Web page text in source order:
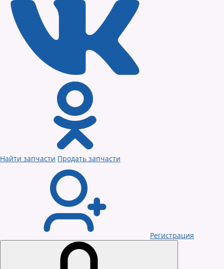
Найти запчасти Продать запчасти
Регистрация